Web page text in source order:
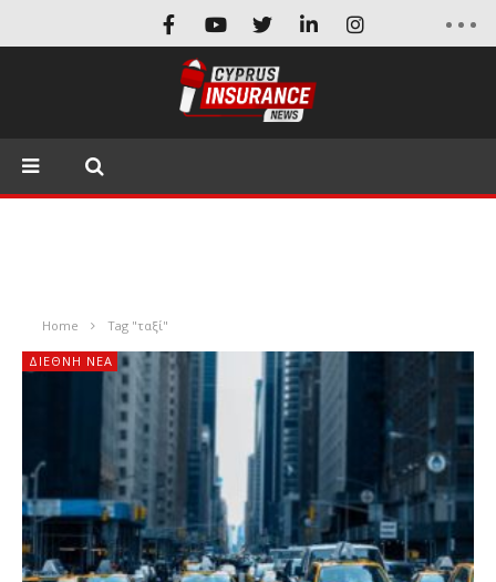
Home Tag "ταξί"
ΔΙΕΘΝΉ ΝΈΑ